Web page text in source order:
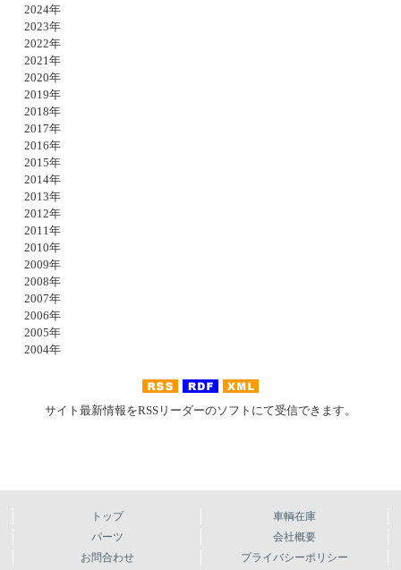
2024年
2023年
2022年
2021年
2020年
2019年
2018年
2017年
2016年
2015年
2014年
2013年
2012年
2011年
2010年
2009年
2008年
2007年
2006年
2005年
2004年
サイト最新情報をRSSリーダーのソフトにて受信できます。
トップ
車輌在庫
パーツ
会社概要
お問合わせ
プライバシーポリシー